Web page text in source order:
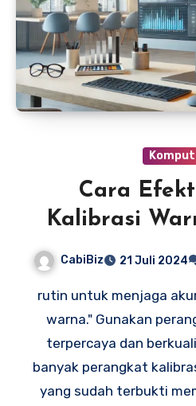
Cara
Kalibrasi
CabiBiz 21 Juli 2024
rutin untuk menjaga
warna." Gunakan
terpercaya dan
banyak perangkat
yang sudah terbukti